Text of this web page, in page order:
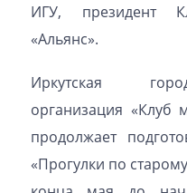
ИГУ, президент
«Альянс».
Иркутская
организация «Клуб
продолжает
«Прогулки по